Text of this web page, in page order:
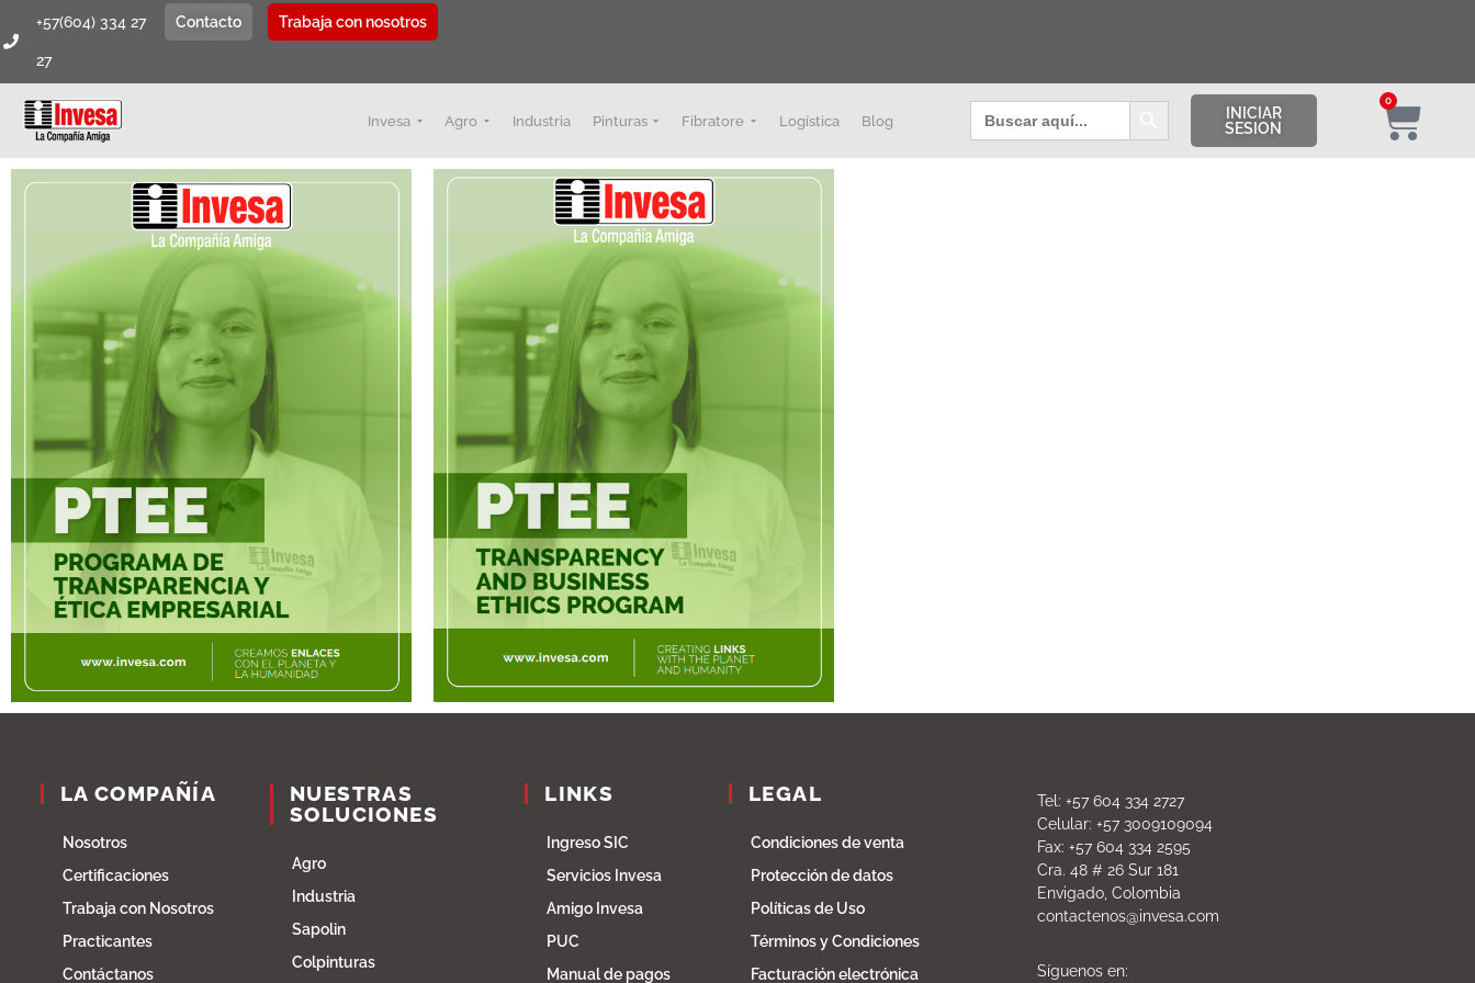
+57(604) 334 27
27
Contacto Trabaja con nosotros
Invesa Agro Industria Pinturas Fibratore Logística Blog
Buscar: Botón de búsqueda
INICIAR
SESION
0
LA COMPAÑÍA
Nosotros
Certificaciones
Trabaja con Nosotros
Practicantes
Contáctanos
NUESTRAS
SOLUCIONES
Agro
Industria
Sapolin
Colpinturas
LINKS
Ingreso SIC
Servicios Invesa
Amigo Invesa
PUC
Manual de pagos
LEGAL
Condiciones de venta
Protección de datos
Políticas de Uso
Términos y Condiciones
Facturación electrónica
Tel: +57 604 334 2727
Celular: +57 3009109094
Fax: +57 604 334 2595
Cra. 48 # 26 Sur 181
Envigado, Colombia
contactenos@invesa.com
Síguenos en: